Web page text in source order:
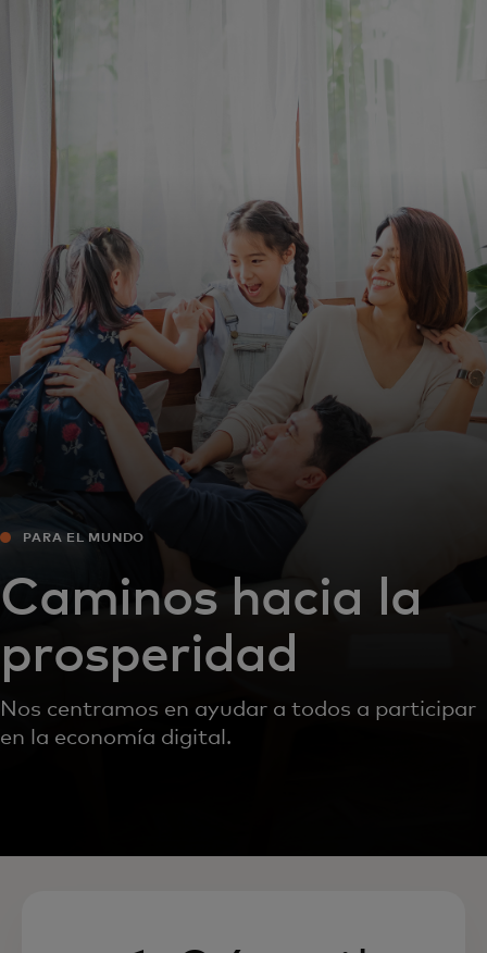
Para ti
Para innovadores
Noticias y tendencias
PARA EL MUNDO
Caminos hacia la
prosperidad
Nos centramos en ayudar a todos a participar
en la economía digital.